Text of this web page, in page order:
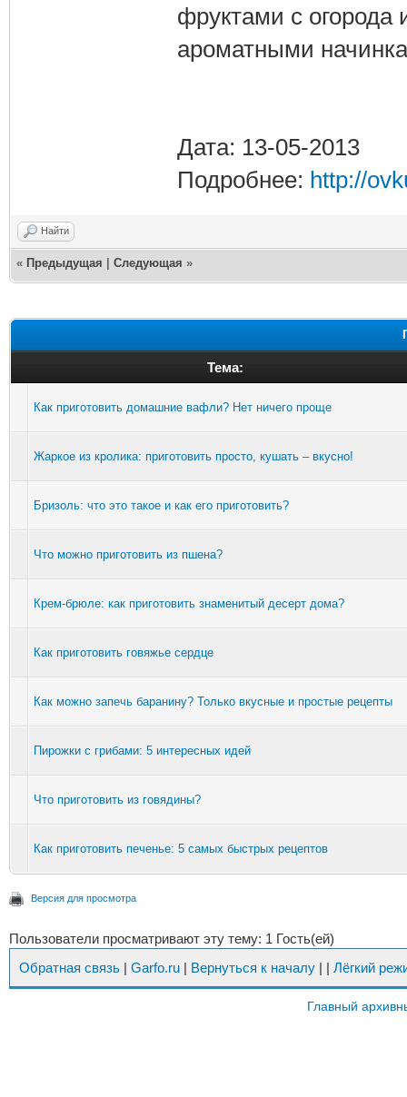
фруктами с
ароматными
Дата: 13-05-2013
Подробнее: http://
Найти
« Предыдущая Следующая »
Тема:
Как приготовить домашние вафли? Нет ничего проще
Жаркое из кролика: приготовить просто, кушать – вкусно!
Бризоль: что это такое и как его приготовить?
Что можно приготовить из пшена?
Крем-брюле: как приготовить знаменитый десерт дома?
Как приготовить говяжье сердце
Как можно запечь баранину? Только вкусные и простые рецепты
Пирожки с грибами: 5 интересных идей
Что приготовить из говядины?
Как приготовить печенье: 5 самых быстрых рецептов
Версия для просмотра
Пользователи просматривают эту тему: 1 Гость(ей)
Обратная связь | Garfo.ru | Вернуться к началу | | Лёгкий
Главный